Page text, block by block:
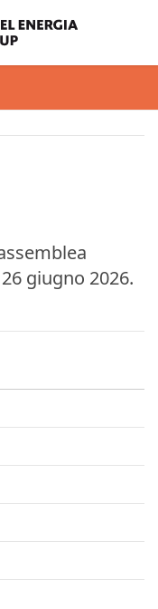
giugno 2026.